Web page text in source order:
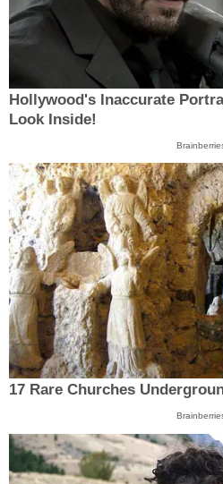
Hollywood's Inaccurate
Look Inside!
17 Rare Churches